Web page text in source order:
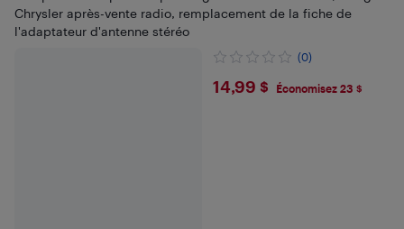
Chrysler après-vente radio, remplacement de la fiche de
l'adaptateur d'antenne stéréo
(0)
$14.99
14,99 $ Économisez 23 $